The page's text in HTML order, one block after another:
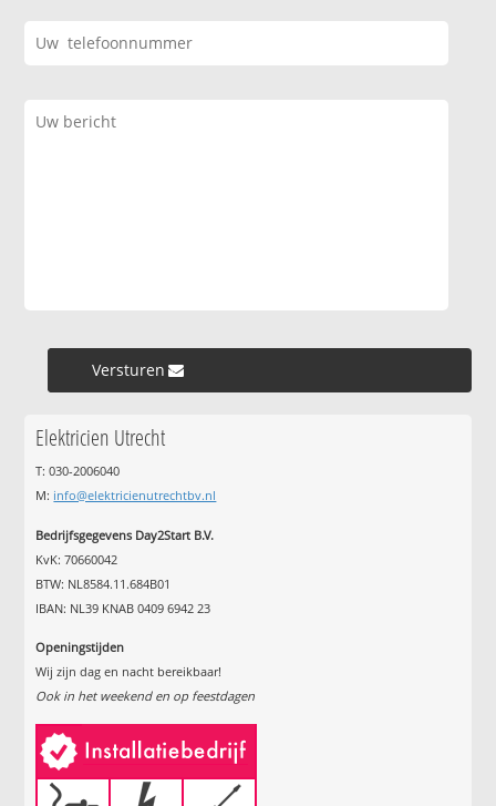
Versturen »
Elektricien Utrecht
T: 030-2006040
M: info@elektricienutrechtbv.nl
Bedrijfsgegevens Day2Start B.V.
KvK: 70660042
BTW: NL8584.11.684B01
IBAN: NL39 KNAB 0409 6942 23
Openingstijden
Wij zijn dag en nacht bereikbaar!
Ook in het weekend en op feestdagen